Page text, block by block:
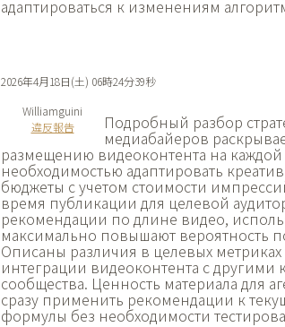
адаптироваться к изменениям
2026年4月18日(土) 06時24分39秒
Williamguini
違反報告
Подробный разбор
медиабайеров
размещению видеоконтента на
необходимостью адаптировать
бюджеты с учетом стоимости
время публикации для целевой
рекомендации по длине видео,
максимально повышают вероятность
Описаны различия в целевых
интеграции видеоконтента с другими
сообщества. Ценность материала для
сразу применить рекомендации к
формулы без необходимости